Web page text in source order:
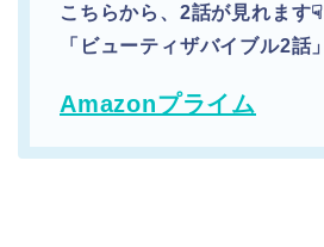
こちらから、2話が見れます☟
「ビューティザバイブル2話」
Amazonプライム